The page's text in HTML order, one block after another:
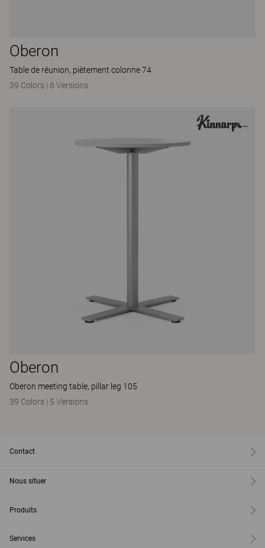
Oberon
Table de réunion, piètement colonne 74
39 Colors | 6 Versions
Oberon
Oberon meeting table, pillar leg 105
39 Colors | 5 Versions
Contact
Nous situer
Produits
Services